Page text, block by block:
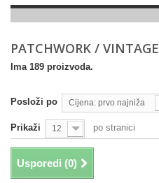
PATCHWORK / VINTAGE
Ima 189 proizvoda.
Posloži po Cijena: prvo najniža
Prikaži 12 po stranici
Usporedi (0)